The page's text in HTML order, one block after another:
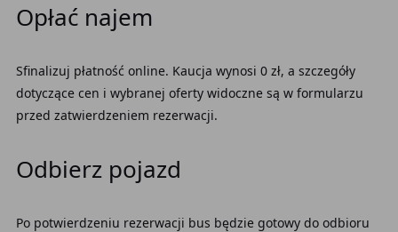
Opłać najem
Sfinalizuj płatność online. Kaucja wynosi 0 zł, a szczegóły
dotyczące cen i wybranej oferty widoczne są w formularzu
przed zatwierdzeniem rezerwacji.
Odbierz pojazd
Po potwierdzeniu rezerwacji bus będzie gotowy do odbioru